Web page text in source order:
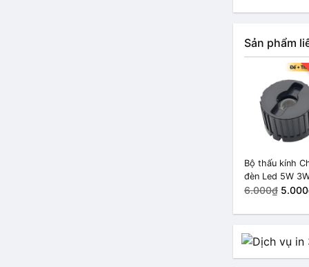
Sản phẩm
Bộ thấu kính
đèn Led 5W
với khung đỡ
6.000₫